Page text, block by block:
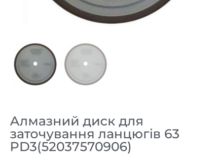
Алмазний диск для
заточування ланцюгів 63
PD3(52037570906)